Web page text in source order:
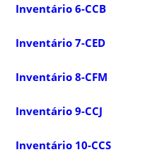
Inventário 6-CCB
Inventário 7-CED
Inventário 8-CFM
Inventário 9-CCJ
Inventário 10-CCS